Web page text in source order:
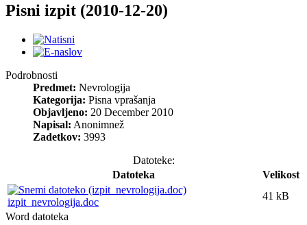
Pisni izpit (2010-12-20)
Podrobnosti
Predmet: Nevrologija
Kategorija: Pisna vprašanja
Objavljeno: 20 December 2010
Napisal: Anonimnež
Zadetkov: 3993
Datoteke:
Datoteka
Velikost
izpit_nevrologija.doc
41 kB
Word datoteka